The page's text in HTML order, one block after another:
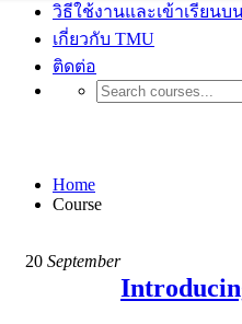
วิธีใช้งานและเข้าเรียนบ
เกี่ยวกับ TMU
ติดต่อ
Home
Course
20 September